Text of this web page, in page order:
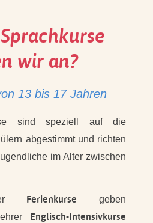
wir an?
13 bis 17 Jahren
sind speziell auf die
abgestimmt und richten
im Alter zwischen
Ferienkurse geben
Englisch-Intensivkurse